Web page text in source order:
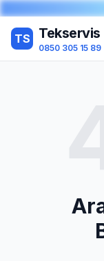
TS Tekservis
0850 305 15 89